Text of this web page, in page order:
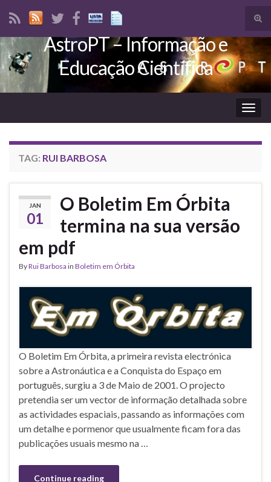
Search for:
AstroPT – Informação e
Educação Científica
TAG: RUI BARBOSA
JAN
01
O Boletim Em Órbita
termina na sua versão
em pdf
ByRui Barbosa in Boletim em Órbita
O Boletim Em Órbita, a primeira revista electrónica
sobre a Astronáutica e a Conquista do Espaço em
português, surgiu a 3 de Maio de 2001. O projecto
pretendia ser um vector de informação detalhada sobre
as actividades espaciais, passando as informações com
um detalhe e pormenor que usualmente ficam fora das
publicações usuais mesmo na …
Continue reading